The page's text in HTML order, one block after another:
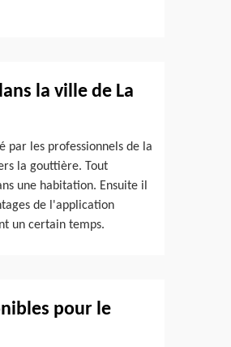
la ville de La
par les professionnels de la
la gouttière. Tout
une habitation. Ensuite il
de l'application
un certain temps.
pour le